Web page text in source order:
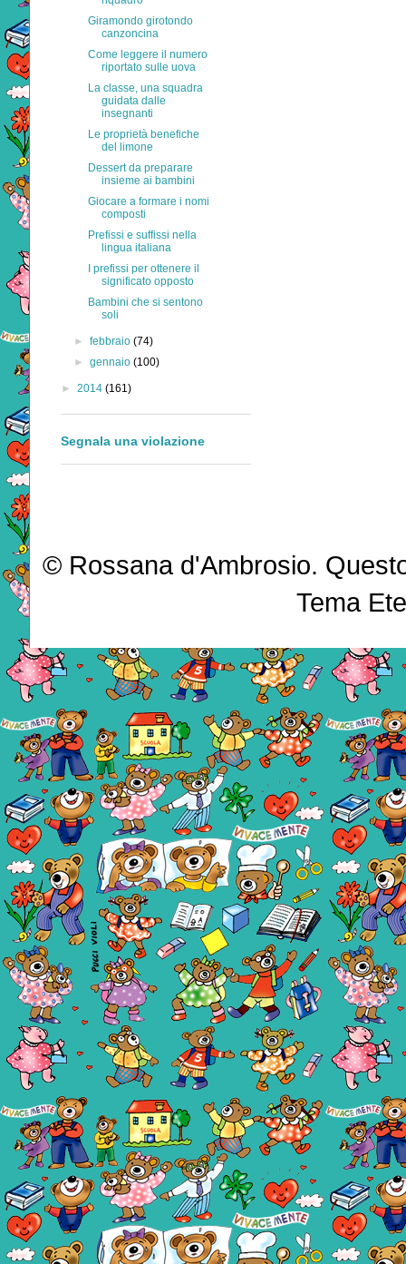
Giramondo girotondo
canzoncina
Come leggere il numero
riportato sulle uova
La classe, una squadra
guidata dalle
insegnanti
Le proprietà benefiche
del limone
Dessert da preparare
insieme ai bambini
Giocare a formare i nomi
composti
Prefissi e suffissi nella
lingua italiana
I prefissi per ottenere il
significato opposto
Bambini che si sentono
soli
►febbraio(74)
►gennaio(100)
► 2014 (161)
Segnala una violazione
© Rossana d'Ambrosio.
Tema